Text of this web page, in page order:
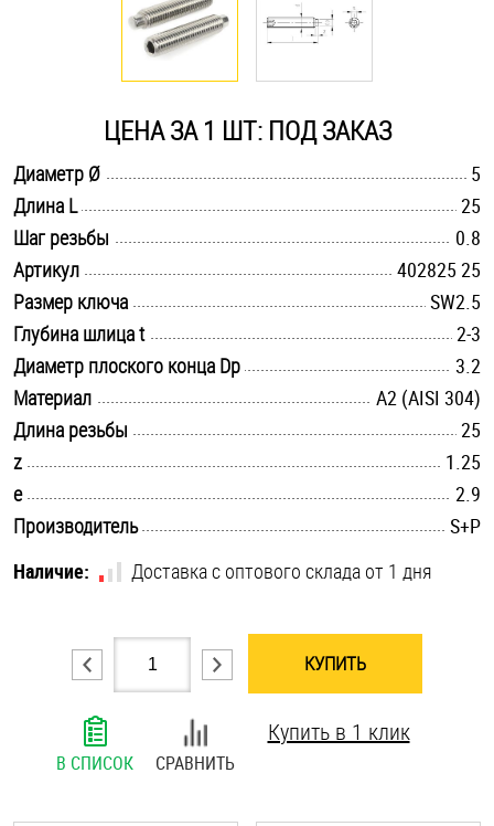
Саморезы и шурупы
Стопорные кольца
Такелаж
Хомуты
Шайбы
Шпильки
Шплинты
Штифты и пальцы
ЦЕНА ЗА 1 ШТ: ПОД ЗАКАЗ
Диаметр Ø
5
Длина L
25
Шаг резьбы
0.8
Артикул
402825 25
Размер ключа
SW2.5
Глубина шлица t
2-3
Диаметр плоского конца Dp
3.2
Материал
А2 (AISI 304)
Длина резьбы
25
z
1.25
e
2.9
Производитель
S+P
Наличие:
Доставка с оптового склада от 1 дня
КУПИТЬ
В СПИСОК СРАВНИТЬ
Купить в 1 клик